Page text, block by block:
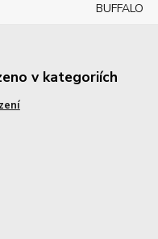
BUFFALO
v kategoriích